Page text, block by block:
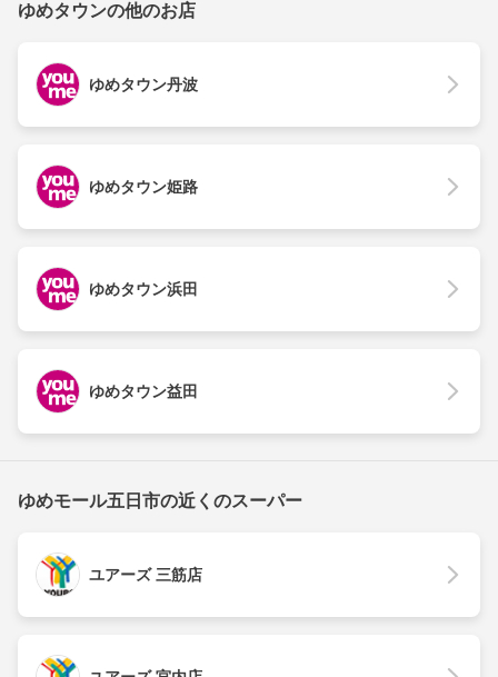
ゆめタウンの他のお店
ゆめタウン丹波
ゆめタウン姫路
ゆめタウン浜田
ゆめタウン益田
ゆめモール五日市の近くのスーパー
ユアーズ 三筋店